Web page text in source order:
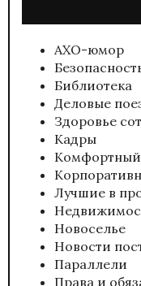
АХО-юмор
Библиотека
Деловые
Здоровье
Кадры
Лучшие в
Новоселье
Новости
Параллели
Права и